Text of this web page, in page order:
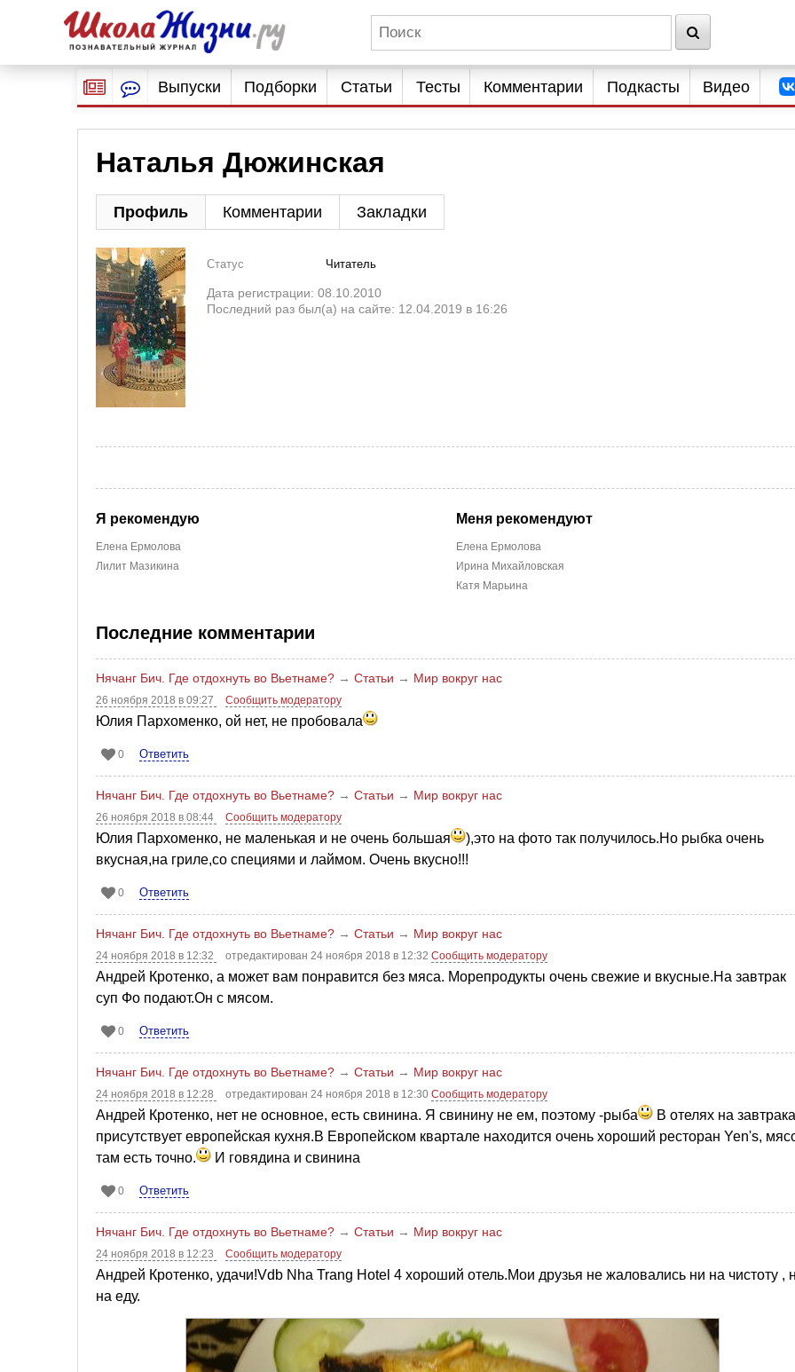
Выпуски Подборки Статьи Тесты Комментарии Подкасты Видео
Наталья Дюжинская
Профиль Комментарии Закладки
Статус Читатель
Дата регистрации: 08.10.2010
Последний раз был(а) на сайте: 12.04.2019 в 16:26
Я рекомендую
Елена Ермолова
Лилит Мазикина
Меня рекомендуют
Елена Ермолова
Ирина Михайловская
Катя Марьина
Последние комментарии
Нячанг Бич. Где отдохнуть во Вьетнаме? → Статьи → Мир вокруг нас
26 ноября 2018 в 09:27 Сообщить модератору
Юлия Пархоменко, ой нет, не пробовала
0 Ответить
Нячанг Бич. Где отдохнуть во Вьетнаме? → Статьи → Мир вокруг нас
26 ноября 2018 в 08:44 Сообщить модератору
Юлия Пархоменко, не маленькая и не очень большая
),это на фото так получилось.Но рыбка очень
вкусная,на гриле,со специями и лаймом. Очень вкусно!!!
0 Ответить
Нячанг Бич. Где отдохнуть во Вьетнаме? → Статьи → Мир вокруг нас
24 ноября 2018 в 12:32 отредактирован 24 ноября 2018 в 12:32 Сообщить модератору
Андрей Кротенко, а может вам понравится без мяса. Морепродукты очень свежие и вкусные.На завтрак
суп Фо подают.Он с мясом.
0 Ответить
Нячанг Бич. Где отдохнуть во Вьетнаме? → Статьи → Мир вокруг нас
24 ноября 2018 в 12:28 отредактирован 24 ноября 2018 в 12:30 Сообщить модератору
Андрей Кротенко, нет не основное, есть свинина. Я свинину не ем, поэтому -рыба
В отелях на
присутствует европейская кухня.В Европейском квартале находится очень хороший ресторан Yen's,
там есть точно.
И говядина и свинина
0 Ответить
Нячанг Бич. Где отдохнуть во Вьетнаме? → Статьи → Мир вокруг нас
24 ноября 2018 в 12:23 Сообщить модератору
Андрей Кротенко, удачи!Vdb Nha Trang Hotel 4 хороший отель.Мои друзья не жаловались ни на чистоту ,
на еду.